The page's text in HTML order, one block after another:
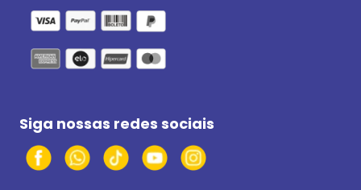
Siga nossas redes sociais